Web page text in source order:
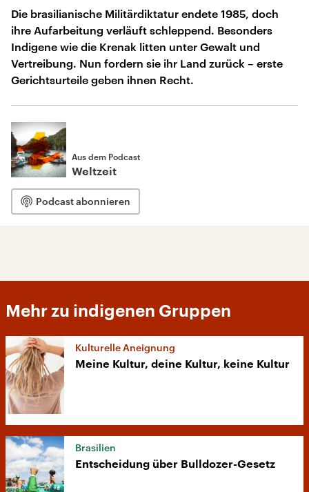
Die brasilianische Militärdiktatur endete 1985, doch
ihre Aufarbeitung verläuft schleppend. Besonders
Indigene wie die Krenak litten unter Gewalt und
Vertreibung. Nun fordern sie ihr Land zurück – erste
Gerichtsurteile geben ihnen Recht.
Aus dem Podcast
Weltzeit
Podcast abonnieren
Mehr zu indigenen Gruppen
Kulturelle Aneignung
Meine Kultur, deine Kultur, keine Kultur
Brasilien
Entscheidung über Bulldozer-Gesetz